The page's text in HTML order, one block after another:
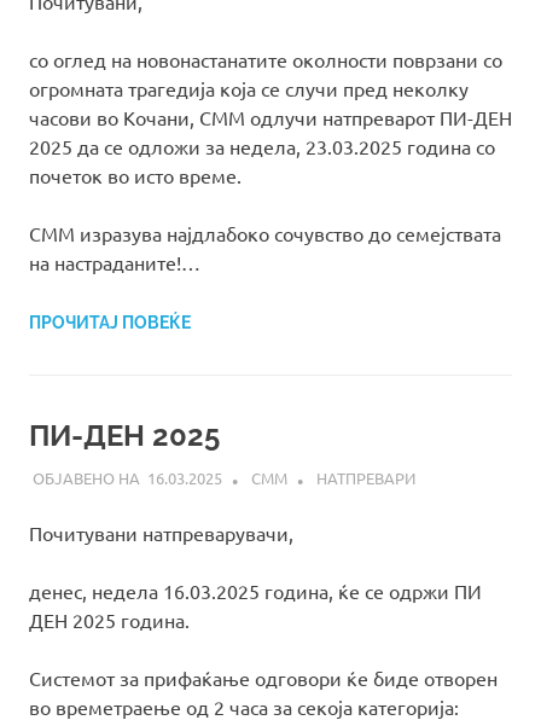
со оглед на новонастанатите околности поврзани со
огромната трагедија која се случи пред неколку
часови во Кочани, СММ одлучи натпреварот ПИ-ДЕН
2025 да се одложи за недела, 23.03.2025 година со
почеток во исто време.
СММ изразува најдлабоко сочувство до семејствата
на настраданите!…
ПРОЧИТАЈ ПОВЕЌЕ
ПИ-ДЕН 2025
16.03.2025 СММ НАТПРЕВАРИ
Почитувани натпреварувачи,
денес, недела 16.03.2025 година, ќе се одржи ПИ
ДЕН 2025 година.
Системот за прифаќање одговори ќе биде отворен
во времетраење од 2 часа за секоја категорија: